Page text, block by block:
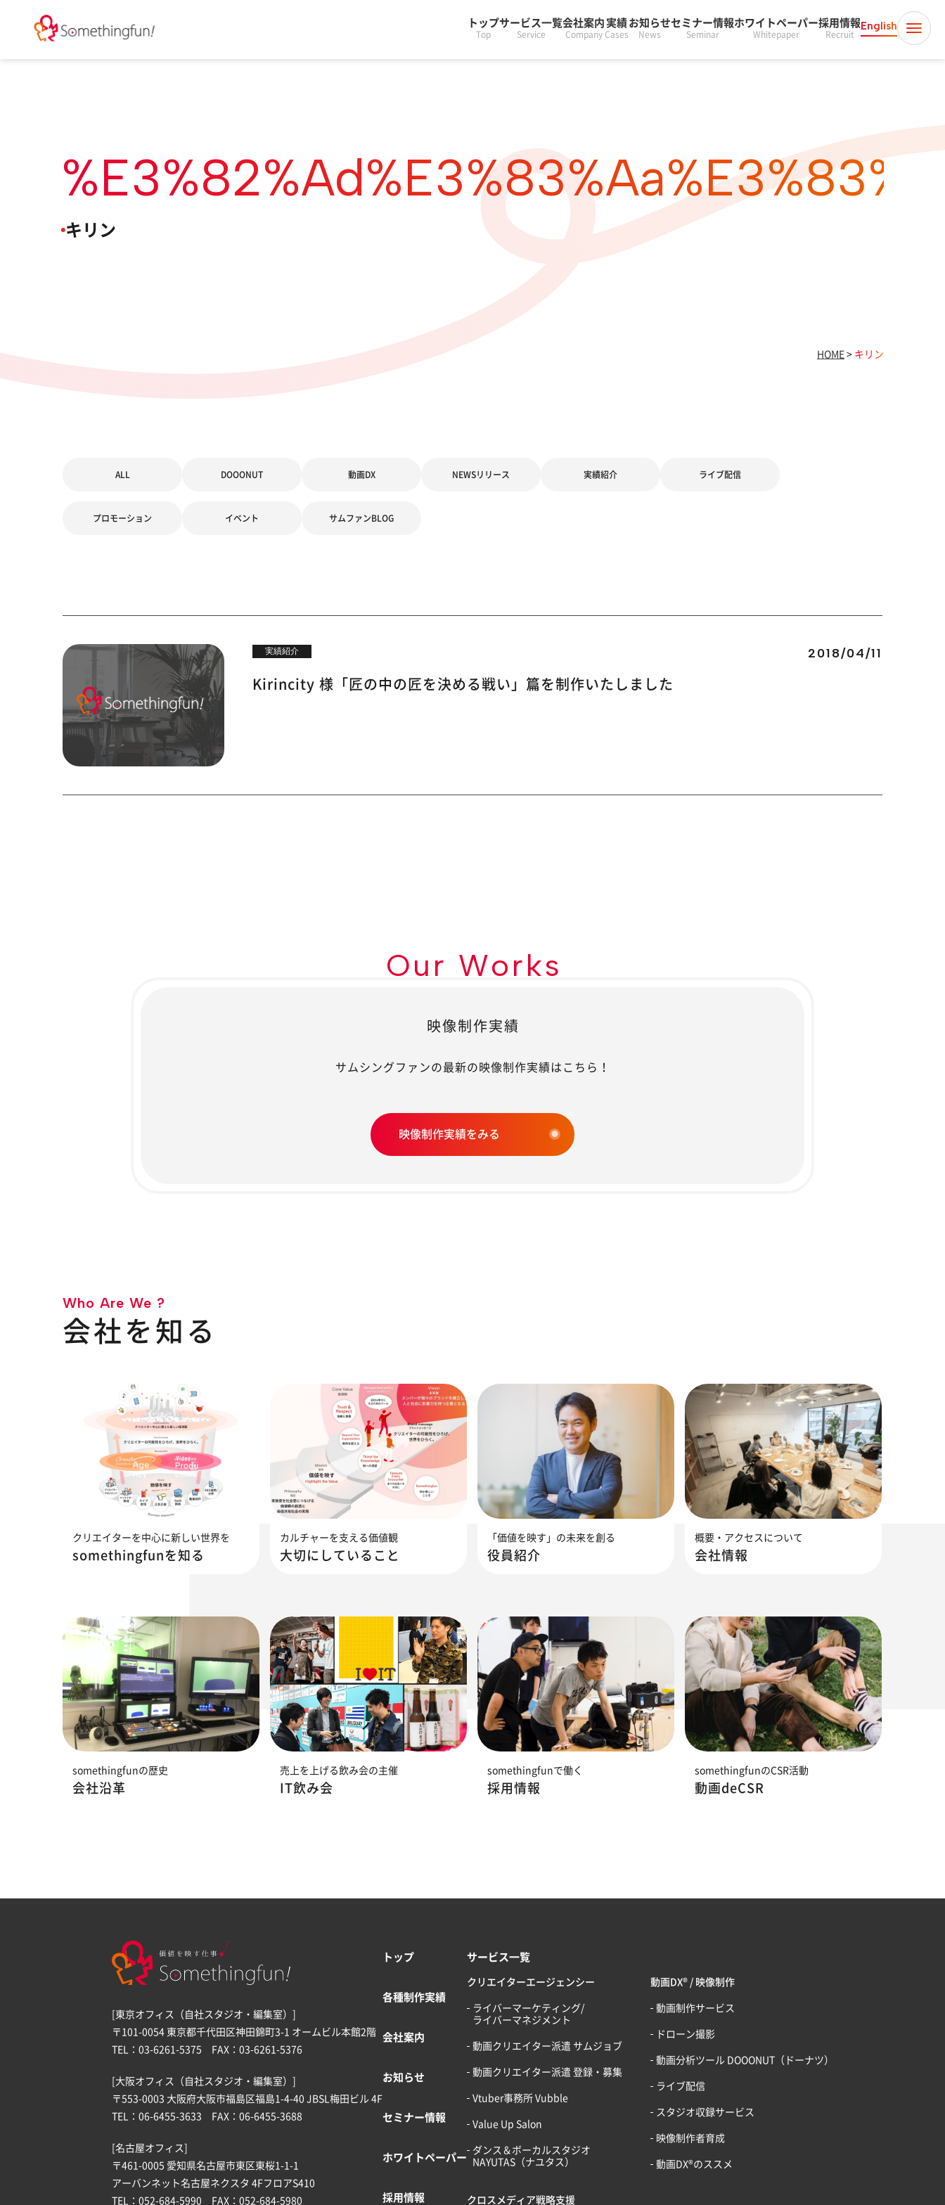
トップ
Top
サービス一覧
Service
会社案内
Company
実績
Cases
お知らせ
News
セミナー情報
Seminar
ホワイトペーパー
Whitepaper
採用情報
Recruit
English
キリン
HOME > キリン
ALL DOOONUT 動画DX NEWSリリース 実績紹介 ライブ配信
プロモーション イベント サムファンBLOG
実績紹介 2018/04/11
Kirincity 様「匠の中の匠を決める戦い」篇を制作いたしました
Our Works
映像制作実績
サムシングファンの最新の映像制作実績はこちら！
映像制作実績をみる
Who Are We ?
会社を知る
クリエイターを中心に新しい世界を
somethingfunを知る
カルチャーを支える価値観
大切にしていること
「価値を映す」の未来を創る
役員紹介
概要・アクセスについて
会社情報
somethingfunの歴史
会社沿革
売上を上げる飲み会の主催
IT飲み会
somethingfunで働く
採用情報
somethingfunのCSR活動
動画deCSR
[東京オフィス（自社スタジオ・編集室）]
〒101-0054 東京都千代田区神田錦町3-1 オームビル本館2階
TEL：03-6261-5375 FAX：03-6261-5376
[大阪オフィス（自社スタジオ・編集室）]
〒553-0003 大阪府大阪市福島区福島1-4-40 JBSL梅田ビル 4F
TEL：06-6455-3633 FAX：06-6455-3688
[名古屋オフィス]
〒461-0005 愛知県名古屋市東区東桜1-1-1
アーバンネット名古屋ネクスタ 4FフロアS410
TEL：052-684-5990 FAX：052-684-5980
トップ
各種制作実績
会社案内
お知らせ
セミナー情報
ホワイトペーパー
採用情報
サービス一覧
クリエイターエージェンシー
ライバーマーケティング/
ライバーマネジメント
動画クリエイター派遣 サムジョブ
動画クリエイター派遣 登録・募集
Vtuber事務所 Vubble
Value Up Salon
ダンス＆ボーカルスタジオ
NAYUTAS（ナユタス）
動画DX® / 映像制作
動画制作サービス
ドローン撮影
動画分析ツール DOOONUT（ドーナツ）
ライブ配信
スタジオ収録サービス
映像制作者育成
動画DX®のススメ
クロスメディア戦略支援